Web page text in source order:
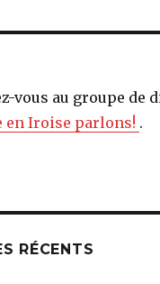
vous au groupe de
en Iroise parlons! .
RÉCENTS